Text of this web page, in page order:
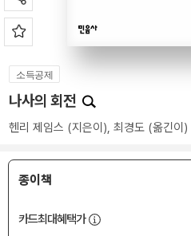
소득공제
나사의 회전
헨리 제임스 (지은이), 최경도 (옮긴이)
종이책
카드최대혜택가